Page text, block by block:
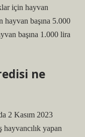
için hayvan
hayvan başına 5.000
başına 1.000 lira
ne
2 Kasım 2023
yapan